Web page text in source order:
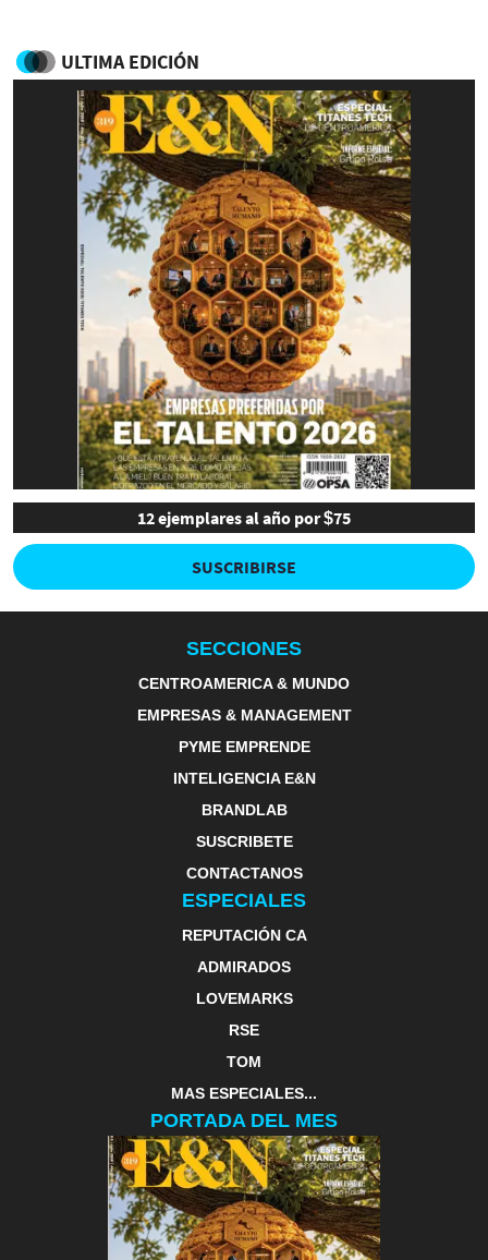
ULTIMA EDICIÓN
12 ejemplares al año por $75
SUSCRIBIRSE
SECCIONES
CENTROAMERICA & MUNDO
EMPRESAS & MANAGEMENT
PYME EMPRENDE
INTELIGENCIA E&N
BRANDLAB
SUSCRIBETE
CONTACTANOS
ESPECIALES
REPUTACIÓN CA
ADMIRADOS
LOVEMARKS
RSE
TOM
MAS ESPECIALES...
PORTADA DEL MES